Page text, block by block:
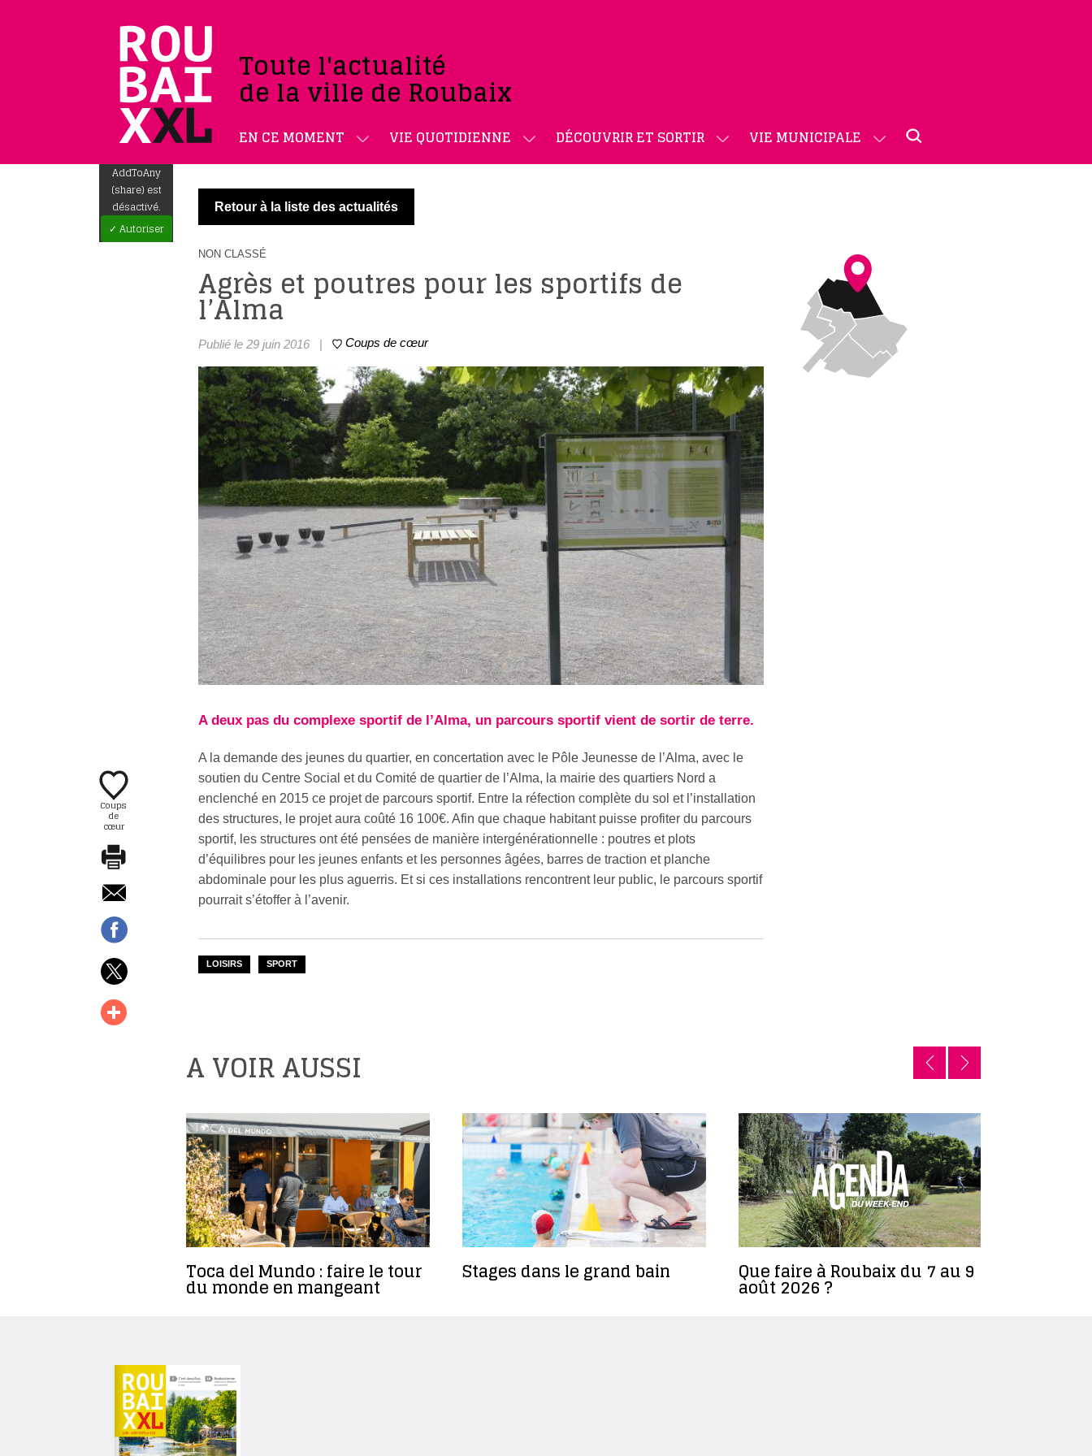
Toute l'actualité
de la ville de Roubaix
EN CE MOMENT VIE QUOTIDIENNE DÉCOUVRIR ET SORTIR VIE MUNICIPALE
AddToAny
(share) est
désactivé.
✓ Autoriser
Coups
de
cœur
Retour à la liste des actualités
NON CLASSÉ
Agrès et poutres pour les sportifs de
l’Alma
Publié le 29 juin 2016 | Coups de cœur
A deux pas du complexe sportif de l’Alma, un parcours sportif vient de sortir de terre.
A la demande des jeunes du quartier, en concertation avec le Pôle Jeunesse de l’Alma, avec le
soutien du Centre Social et du Comité de quartier de l’Alma, la mairie des quartiers Nord a
enclenché en 2015 ce projet de parcours sportif. Entre la réfection complète du sol et l’installation
des structures, le projet aura coûté 16 100€. Afin que chaque habitant puisse profiter du parcours
sportif, les structures ont été pensées de manière intergénérationnelle : poutres et plots
d’équilibres pour les jeunes enfants et les personnes âgées, barres de traction et planche
abdominale pour les plus aguerris. Et si ces installations rencontrent leur public, le parcours sportif
pourrait s’étoffer à l’avenir.
LOISIRS SPORT
A VOIR AUSSI
Toca del Mundo : faire le tour
du monde en mangeant
Stages dans le grand bain Que faire à Roubaix du 7 au 9
août 2026 ?